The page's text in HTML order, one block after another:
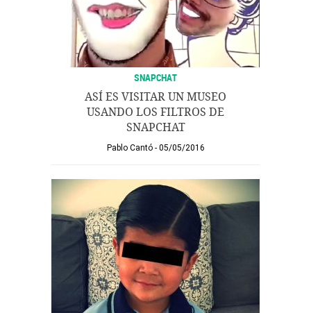
SNAPCHAT
ASÍ ES VISITAR UN MUSEO
USANDO LOS FILTROS DE
SNAPCHAT
Pablo Cantó 05/05/2016